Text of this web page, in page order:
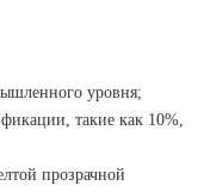
уровня;
такие как 10%,
прозрачной